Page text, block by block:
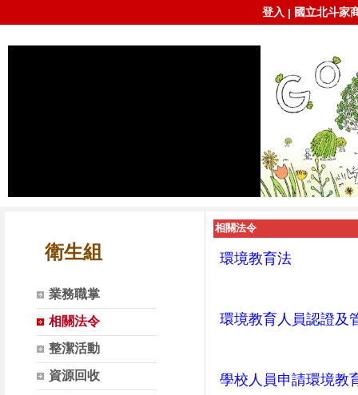
登入 | 國立北斗家
衛生組
業務職掌
相關法令
整潔活動
資源回收
相關法令
環境教育法
環境教育人員認證及
學校人員申請環境教